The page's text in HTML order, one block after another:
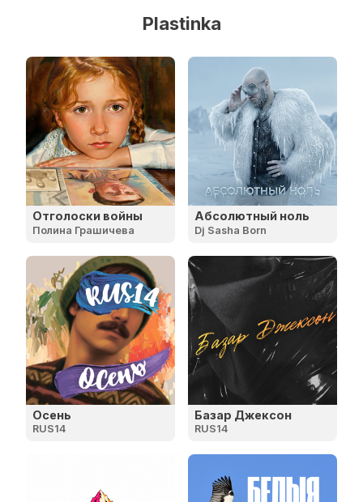
Plastinka
Отголоски войны
Полина Грашичева
Абсолютный ноль
Dj Sasha Born
Осень
RUS14
Базар Джексон
RUS14